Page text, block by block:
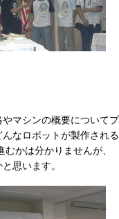
マシンの概要についてプ
なロボットが製作される
かは分かりませんが、
思います。